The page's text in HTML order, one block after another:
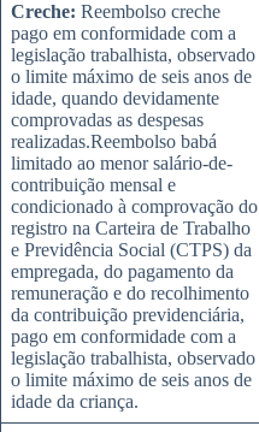
Creche: Reembolso creche
pago em conformidade com a
legislação trabalhista, observado
o limite máximo de seis anos de
idade, quando devidamente
comprovadas as despesas
realizadas.Reembolso babá
limitado ao menor salário-de-
contribuição mensal e
condicionado à comprovação do
registro na Carteira de Trabalho
e Previdência Social (CTPS) da
empregada, do pagamento da
remuneração e do recolhimento
da contribuição previdenciária,
pago em conformidade com a
legislação trabalhista, observado
o limite máximo de seis anos de
idade da criança.